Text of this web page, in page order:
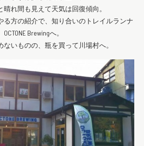
れ間も見えて天気は回復傾向。
る方の紹介で、知り合いのトレイルランナ
Brewingへ。
ないものの、瓶を買って川場村へ。